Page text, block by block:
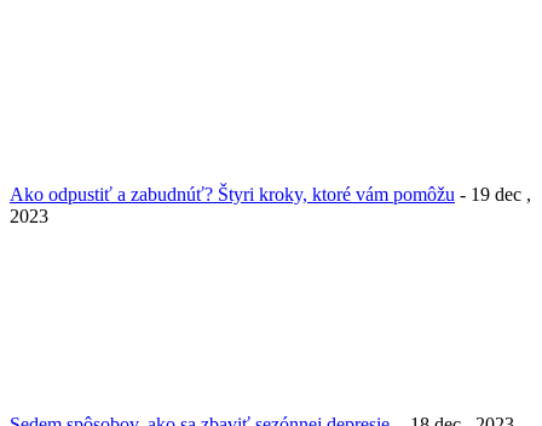
Ako odpustiť a zabudnúť? Štyri kroky, ktoré vám pomôžu - 19 dec ,
2023